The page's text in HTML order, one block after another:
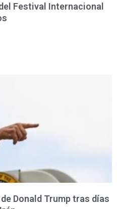
Festival Internacional
Donald Trump tras días